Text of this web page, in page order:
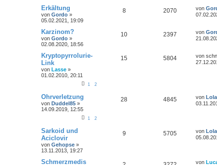
Erkältung
von Gordo »
05.02.2021, 19:09
8 2070 von
Karzinom?
von Gordo »
02.08.2020, 18:56
10 2397 von
Kryptopyrrolurie-
Link
von Lasse »
01.02.2010, 20:11
1 2
15 5804 von
Ohrverletzung
von Duddel85 »
14.09.2019, 12:55
1 2
28 4845 von
Sarkoid und
Aciclovir
von Gehopse »
13.11.2013, 19:27
9 5705 von
Schmerzmedis
von